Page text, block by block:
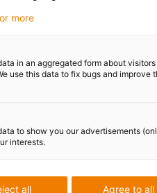
more
in an aggregated form about
use this data to fix bugs and improve
to show you our advertisements
interests.
Agree to all
all